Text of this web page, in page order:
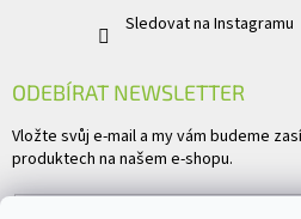
Sledovat na Instagramu
ODEBÍRAT NEWSLETTER
Vložte svůj e-mail a my vám budeme
produktech na našem e-shopu.